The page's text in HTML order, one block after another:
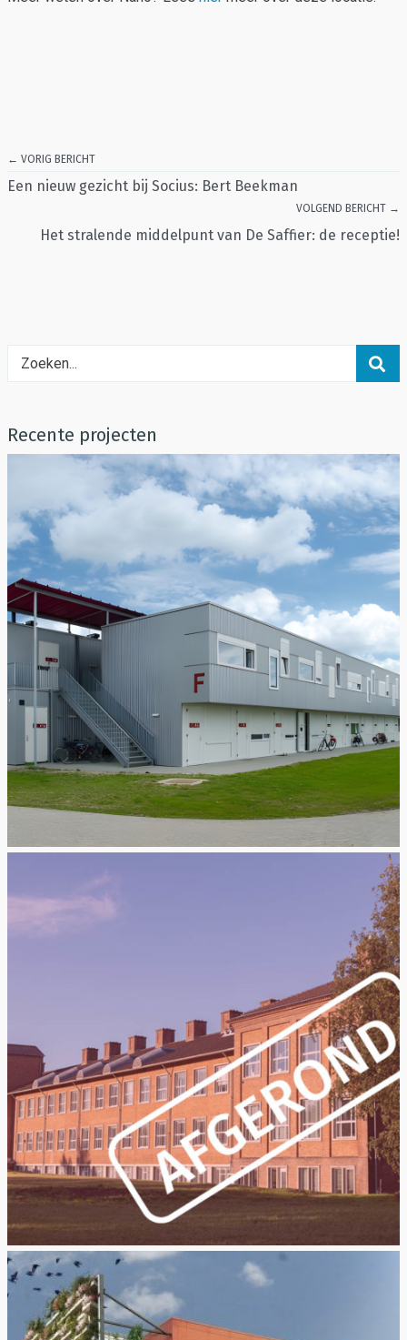
← VORIG BERICHT
Een nieuw gezicht bij Socius: Bert Beekman
VOLGEND BERICHT →
Het stralende middelpunt van De Saffier : de receptie!
Recente projecten